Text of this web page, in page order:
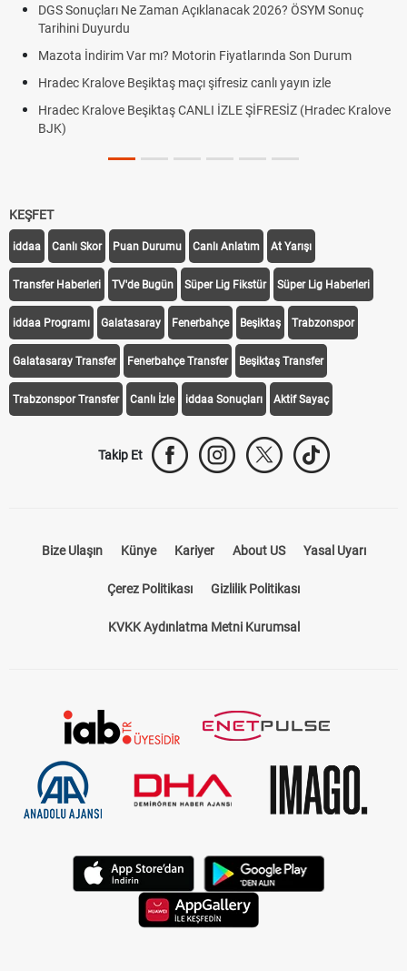
DGS Sonuçları Ne Zaman Açıklanacak 2026? ÖSYM Sonuç
Tarihini Duyurdu
Mazota İndirim Var mı? Motorin Fiyatlarında Son Durum
Hradec Kralove Beşiktaş maçı şifresiz canlı yayın izle
Hradec Kralove Beşiktaş CANLI İZLE ŞİFRESİZ (Hradec Kralove
BJK)
KEŞFET
iddaa Canlı Skor Puan Durumu Canlı Anlatım At Yarışı
Transfer Haberleri TV'de Bugün Süper Lig Fikstür Süper Lig Haberleri
iddaa Programı Galatasaray Fenerbahçe Beşiktaş Trabzonspor
Galatasaray Transfer Fenerbahçe Transfer Beşiktaş Transfer
Trabzonspor Transfer Canlı İzle iddaa Sonuçları Aktif Sayaç
Takip Et
Bize Ulaşın Künye Kariyer About US Yasal Uyarı
Çerez Politikası Gizlilik Politikası
KVKK Aydınlatma Metni Kurumsal